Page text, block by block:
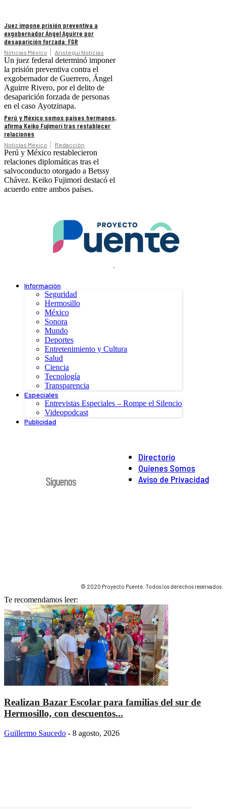
Juez impone prisión preventiva a
exgobernador Ángel Aguirre por
desaparición forzada: FGR
Noticias México Aristegui Noticias
Un juez federal determinó imponer
la prisión preventiva contra el
exgobernador de Guerrero, Ángel
Aguirre Rivero, por el delito de
desaparición forzada de personas
en el caso Ayotzinapa.
Perú y México somos países hermanos,
afirma Keiko Fujimori tras restablecer
relaciones
Noticias México Redacción
Perú y México restablecieron
relaciones diplomáticas tras el
salvoconducto otorgado a Betssy
Chávez. Keiko Fujimori destacó el
acuerdo entre ambos países.
.
Información
Seguridad
Hermosillo
México
Sonora
Mundo
Deportes
Entretenimiento y Cultura
Salud
Ciencia
Tecnología
Transparencia
Especiales
Entrevistas Especiales – Rompe el Silencio
Videopodcast
Publicidad
Directorio
Quienes Somos
Aviso de Privacidad
Síguenos
© 2020 Proyecto Puente. Todos los derechos reservados.
Te recomendamos leer:
Realizan Bazar Escolar para familias del sur de
Hermosillo, con descuentos...
Guillermo Saucedo - 8 agosto, 2026